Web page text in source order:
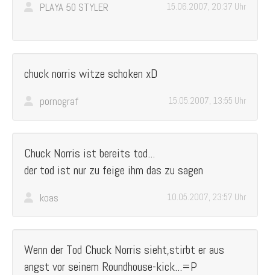
PLAYA 50 STYLER 15.06.2007, 20:37 Uhr
chuck norris witze schoken xD
pornograf 15.05.2007, 13:55 Uhr
Chuck Norris ist bereits tod...
der tod ist nur zu feige ihm das zu sagen
koas 10.05.2007, 23:57 Uhr
Wenn der Tod Chuck Norris sieht,stirbt er aus
angst vor seinem Roundhouse-kick...=P